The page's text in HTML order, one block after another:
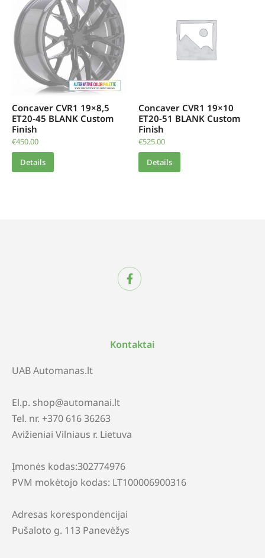
Concaver CVR1 19×8,5
ET20-45 BLANK Custom
Finish
€450.00
Details
Concaver CVR1 19×10
ET20-51 BLANK Custom
Finish
€525.00
Details
Kontaktai
UAB Automanas.lt
El.p. shop@automanai.lt
Tel. nr. +370 616 36263
Avižieniai Vilniaus r. Lietuva
Įmonės kodas:302774976
PVM mokėtojo kodas: LT100006900316
Adresas korespondencijai
Pušaloto g. 113 Panevėžys